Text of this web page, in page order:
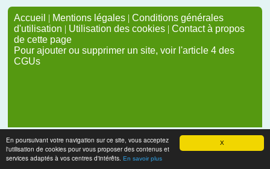
X
En poursuivant votre navigation sur ce site, vous acceptez
l'utilisation de cookies pour vous proposer des contenus et
services adaptés à vos centres d'intérêts. En savoir plus
Accueil | Mentions légales | Conditions générales
d'utilisation | Utilisation des cookies | Contact à propos
de cette page
Pour ajouter ou supprimer un site, voir l'article 4 des
CGUs